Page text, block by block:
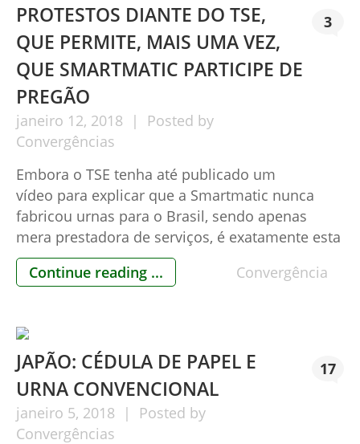
PROTESTOS DIANTE DO TSE,
QUE PERMITE, MAIS UMA VEZ,
QUE SMARTMATIC PARTICIPE DE
PREGÃO
janeiro 12, 2018
Posted by
Convergências
3
Embora o TSE tenha até publicado um
vídeo para explicar que a Smartmatic nunca
fabricou urnas para o Brasil, sendo apenas
mera prestadora de serviços, é exatamente esta
empresa (se é que se pode chamar assim) que
está participando livremente do pregão que
Continue reading ... Convergência
JAPÃO: CÉDULA DE PAPEL E
URNA CONVENCIONAL
janeiro 5, 2018
Posted by
Convergências
17